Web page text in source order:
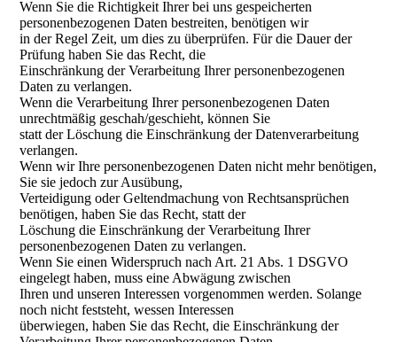
Wenn Sie die Richtigkeit Ihrer bei uns gespeicherten
personenbezogenen Daten bestreiten, benötigen wir
in der Regel Zeit, um dies zu überprüfen. Für die Dauer der
Prüfung haben Sie das Recht, die
Einschränkung der Verarbeitung Ihrer personenbezogenen
Daten zu verlangen.
Wenn die Verarbeitung Ihrer personenbezogenen Daten
unrechtmäßig geschah/geschieht, können Sie
statt der Löschung die Einschränkung der Datenverarbeitung
verlangen.
Wenn wir Ihre personenbezogenen Daten nicht mehr benötigen,
Sie sie jedoch zur Ausübung,
Verteidigung oder Geltendmachung von Rechtsansprüchen
benötigen, haben Sie das Recht, statt der
Löschung die Einschränkung der Verarbeitung Ihrer
personenbezogenen Daten zu verlangen.
Wenn Sie einen Widerspruch nach Art. 21 Abs. 1 DSGVO
eingelegt haben, muss eine Abwägung zwischen
Ihren und unseren Interessen vorgenommen werden. Solange
noch nicht feststeht, wessen Interessen
überwiegen, haben Sie das Recht, die Einschränkung der